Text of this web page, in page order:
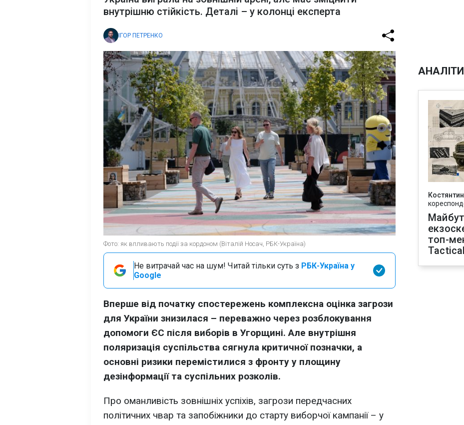
внутрішню стійкість. Деталі – у колонці експерта
ІГОР ПЕТРЕНКО
Фото: як впливають події за кордоном (Віталій Носач, РБК-Україна)
Не витрачай час на шум! Читай тільки суть з РБК-Україна у
Google
Вперше від початку спостережень комплексна оцінка загрози
для України знизилася – переважно через розблокування
допомоги ЄС після виборів в Угорщині. Але внутрішня
поляризація суспільства сягнула критичної позначки, а
основні ризики перемістилися з фронту у площину
дезінформації та суспільних розколів.
Про оманливість зовнішніх успіхів, загрози передчасних
політичних чвар та запобіжники до старту виборчої кампанії – у
топ-